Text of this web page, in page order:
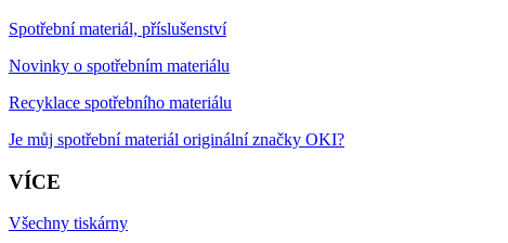
Spotřební materiál, příslušenství
Novinky o spotřebním materiálu
Recyklace spotřebního materiálu
Je můj spotřební materiál originální značky OKI?
VÍCE
Všechny tiskárny